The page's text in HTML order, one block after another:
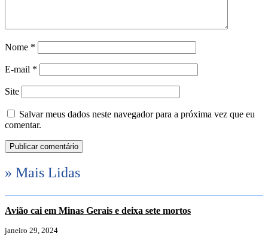
Nome *
E-mail *
Site
Salvar meus dados neste navegador para a próxima vez que eu
comentar.
» Mais Lidas
Avião cai em Minas Gerais e deixa sete mortos
janeiro 29, 2024